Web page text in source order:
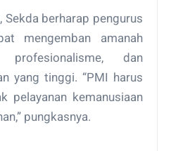
berharap pengurus
mengemban amanah
profesionalisme, dan
yang tinggi. “PMI harus
pelayanan kemanusiaan
pungkasnya.